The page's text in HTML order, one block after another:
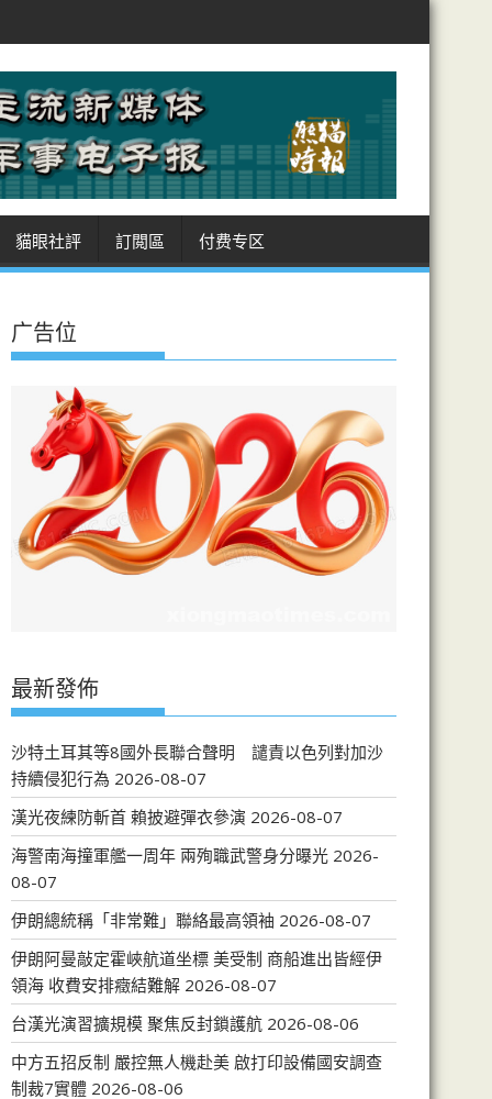
貓眼社評 訂閲區 付费专区
广告位
最新發佈
沙特土耳其等8國外長聯合聲明 譴責以色列對加沙
持續侵犯行為 2026-08-07
漢光夜練防斬首 賴披避彈衣參演 2026-08-07
海警南海撞軍艦一周年 兩殉職武警身分曝光 2026-
08-07
伊朗總統稱「非常難」聯絡最高領袖 2026-08-07
伊朗阿曼敲定霍峽航道坐標 美受制 商船進出皆經伊
領海 收費安排癥結難解 2026-08-07
台漢光演習擴規模 聚焦反封鎖護航 2026-08-06
中方五招反制 嚴控無人機赴美 啟打印設備國安調查
制裁7實體 2026-08-06